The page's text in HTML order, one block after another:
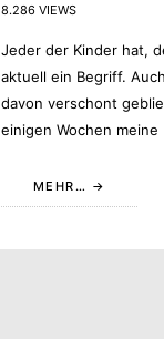
8.286 VIEWS
Jeder der Kinder hat,
aktuell ein Begriff.
davon verschont
einigen Wochen
MEHR…